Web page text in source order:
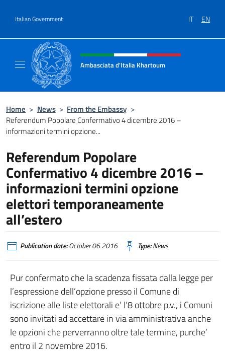
Italian Government IT EN
Header, social and menu of site
Ambasciata d'Italia Khartoum
Home > News > From the Embassy >
Referendum Popolare Confermativo 4 dicembre 2016 –
informazioni termini opzione...
Referendum Popolare
Confermativo 4 dicembre 2016 –
informazioni termini opzione
elettori temporaneamente
all’estero
Publication date:October 06 2016 Type:News
Pur confermato che la scadenza fissata dalla legge per
l’espressione dell’opzione presso il Comune di
iscrizione alle liste elettorali e’ l’8 ottobre p.v., i Comuni
sono invitati ad accettare in via amministrativa anche
le opzioni che perverranno oltre tale termine, purche’
entro il 2 novembre 2016.